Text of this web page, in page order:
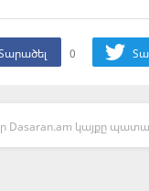
0
կայքը